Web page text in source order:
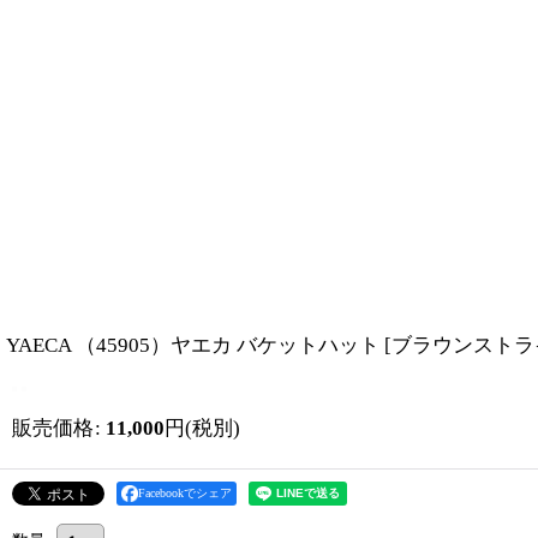
YAECA （45905）ヤエカ バケットハット [ブラウンスト
販売価格: 11,000 円(税別)
Facebookでシェア